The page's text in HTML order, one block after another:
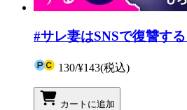
#サレ妻はSNSで復讐す
130/¥143(税込)
カートに追加